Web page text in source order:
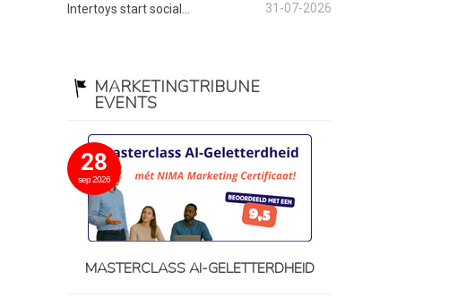
Intertoys start social...
31-07-2026
MARKETINGTRIBUNE
EVENTS
28
sep 2026
MASTERCLASS AI-GELETTERDHEID